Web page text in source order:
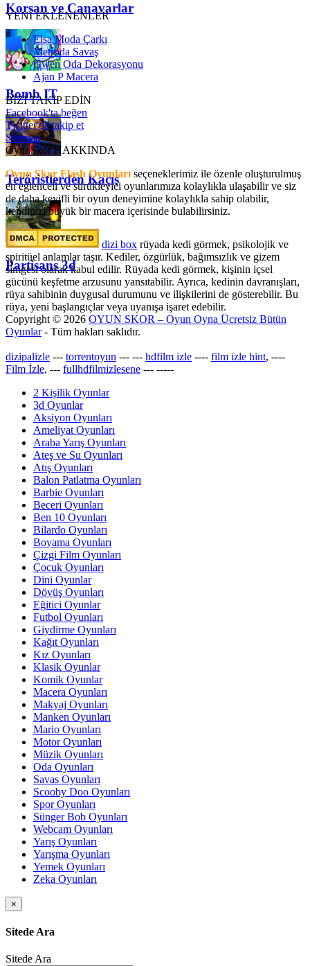
Korsan ve Canavarlar
Bomb IT
Teröristlerden Kaçış
Partisans 3d
YENİ EKLENENLER
Elsa Moda Çarkı
Metroda Savaş
Gwen Oda Dekorasyonu
Ajan P Macera
BİZİ TAKİP EDİN
Facebook'ta beğen
Twitter'da takip et
Sitemap
OyunSkor HAKKINDA
Oyun Skor Flash Oyunları seçeneklerimiz ile özenle oluşturulmuş
en eğlenceli ve sürükleyici oyunlarımıza kolaylıkla ulaşabilir ve siz
de daha keyifli bir oyun deneyimine kolaylıkla sahip olabilir,
kendinizi büyük bir macera içerisinde bulabilirsiniz.
dizi box rüyada kedi görmek​, psikolojik ve
spiritüel anlamlar taşır. Kediler, özgürlük, bağımsızlık ve gizem
simgesi olarak kabul edilir. Rüyada kedi görmek, kişinin içsel
gücünü keşfetme arzusunu yansıtabilir. Ayrıca, kedinin davranışları,
rüya sahibinin duygusal durumunu ve ilişkilerini de gösterebilir. Bu
rüya, yeni başlangıçlar veya uyanışa işaret edebilir.
Copyright © 2026 OYUN SKOR – Oyun Oyna Ücretsiz Bütün
Oyunlar- Tüm hakları saklıdır.
dizipalizle --- torrentoyun --- --- hdfilm izle ---- film izle hint, ----
Film İzle, --- fullhdfilmizlesene --- -----
2 Kişilik Oyunlar
3d Oyunlar
Aksiyon Oyunları
Ameliyat Oyunları
Araba Yarış Oyunları
Ateş ve Su Oyunları
Atış Oyunları
Balon Patlatma Oyunları
Barbie Oyunları
Beceri Oyunları
Ben 10 Oyunları
Bilardo Oyunları
Boyama Oyunları
Çizgi Film Oyunları
Çocuk Oyunları
Dini Oyunlar
Dövüş Oyunları
Eğitici Oyunlar
Futbol Oyunları
Giydirme Oyunları
Kağıt Oyunları
Kız Oyunları
Klasik Oyunlar
Komik Oyunlar
Macera Oyunları
Makyaj Oyunları
Manken Oyunları
Mario Oyunları
Motor Oyunları
Müzik Oyunları
Oda Oyunları
Savas Oyunları
Scooby Doo Oyunları
Spor Oyunları
Sünger Bob Oyunları
Webcam Oyunları
Yarış Oyunları
Yarışma Oyunları
Yemek Oyunları
Zeka Oyunları
×
Sitede Ara
Sitede Ara